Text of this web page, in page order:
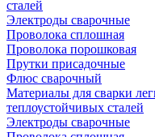
сталей
Электроды сварочные
Проволока сплошная
Проволока порошковая
Прутки присадочные
Флюс сварочный
Материалы для сварки
теплоустойчивых сталей
Электроды сварочные